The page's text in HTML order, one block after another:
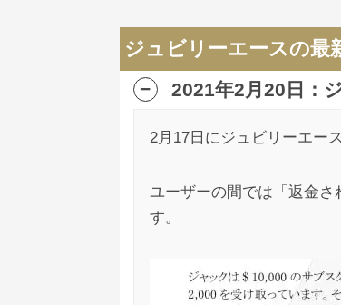
匿名 ジュビリーエ
1
ジュビリーエースはもうとんだっ
匿名 ジュビリーエ
ジュビリーエースの最
2021年2月20日：
2月17日にジュビリーエー
ユーザーの間では「返金
す。